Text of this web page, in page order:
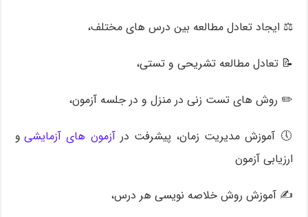
⚖️ ایجاد تعادل مطالعه بین درس های مختلف،
📝 تعادل مطالعه تشریحی و تستی،
✏️ روش های تست زنی در منزل و در جلسه آزمون،
🕔 آموزش مدیریت زمان، پیشرفت درآزمون های آزمایشیو
ارزیابی آزمون
✍️ آموزش روش خلاصه نویسی هر درس،